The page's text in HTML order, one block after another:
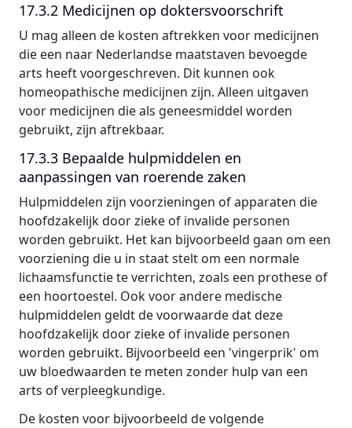
17.3.2 Medicijnen op doktersvoorschrift
U mag alleen de kosten aftrekken voor medicijnen
die een naar Nederlandse maatstaven bevoegde
arts heeft voorgeschreven. Dit kunnen ook
homeopathische medicijnen zijn. Alleen uitgaven
voor medicijnen die als geneesmiddel worden
gebruikt, zijn aftrekbaar.
17.3.3 Bepaalde hulpmiddelen en
aanpassingen van roerende zaken
Hulpmiddelen zijn voorzieningen of apparaten die
hoofdzakelijk door zieke of invalide personen
worden gebruikt. Het kan bijvoorbeeld gaan om een
voorziening die u in staat stelt om een normale
lichaamsfunctie te verrichten, zoals een prothese of
een hoortoestel. Ook voor andere medische
hulpmiddelen geldt de voorwaarde dat deze
hoofdzakelijk door zieke of invalide personen
worden gebruikt. Bijvoorbeeld een 'vingerprik' om
uw bloedwaarden te meten zonder hulp van een
arts of verpleegkundige.
De kosten voor bijvoorbeeld de volgende